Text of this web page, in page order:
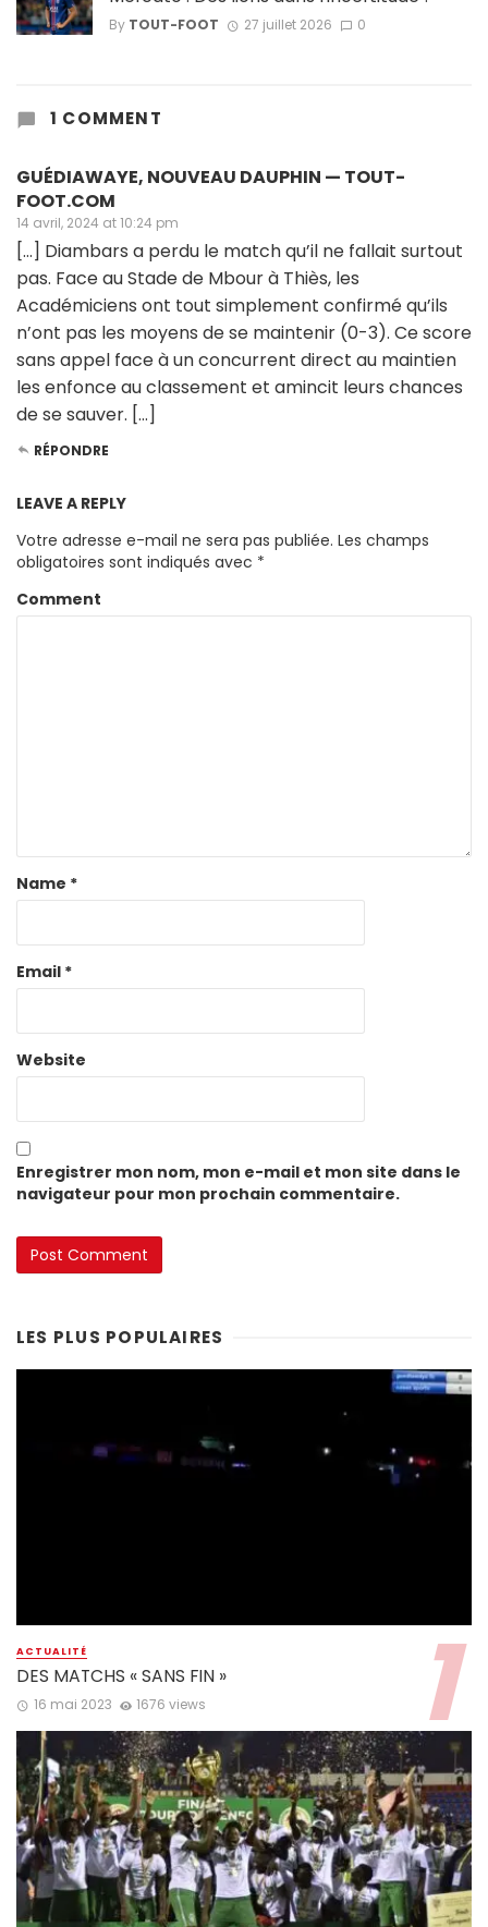
By TOUT-FOOT 27 juillet 2026 0
1 COMMENT
GUÉDIAWAYE, NOUVEAU DAUPHIN — TOUT-
FOOT.COM
14 avril, 2024 at 10:24 pm
[…] Diambars a perdu le match qu’il ne fallait surtout
pas. Face au Stade de Mbour à Thiès, les
Académiciens ont tout simplement confirmé qu’ils
n’ont pas les moyens de se maintenir (0-3). Ce score
sans appel face à un concurrent direct au maintien
les enfonce au classement et amincit leurs chances
de se sauver. […]
RÉPONDRE
LEAVE A REPLY
Votre adresse e-mail ne sera pas publiée. Les champs
obligatoires sont indiqués avec *
Comment
Name *
Email *
Website
Enregistrer mon nom, mon e-mail et mon site dans le
navigateur pour mon prochain commentaire.
LES PLUS POPULAIRES
ACTUALITÉ
DES MATCHS « SANS FIN »
16 mai 2023 1676 views